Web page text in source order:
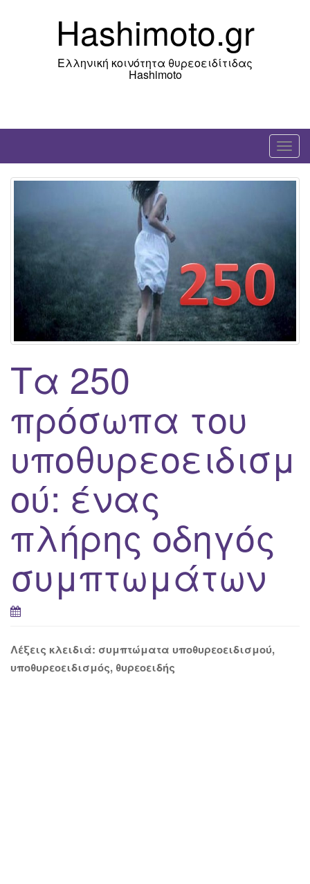
Hashimoto.gr
Ελληνική κοινότητα θυρεοειδίτιδας
Hashimoto
T
o
g
a
Tα 250
πρόσωπα του
υποθυρεοειδισμ
ού: ένας
πλήρης οδηγός
συμπτωμάτων
Λέξεις κλειδιά: συμπτώματα υποθυρεοειδισμού,
υποθυρεοειδισμός, θυρεοειδής